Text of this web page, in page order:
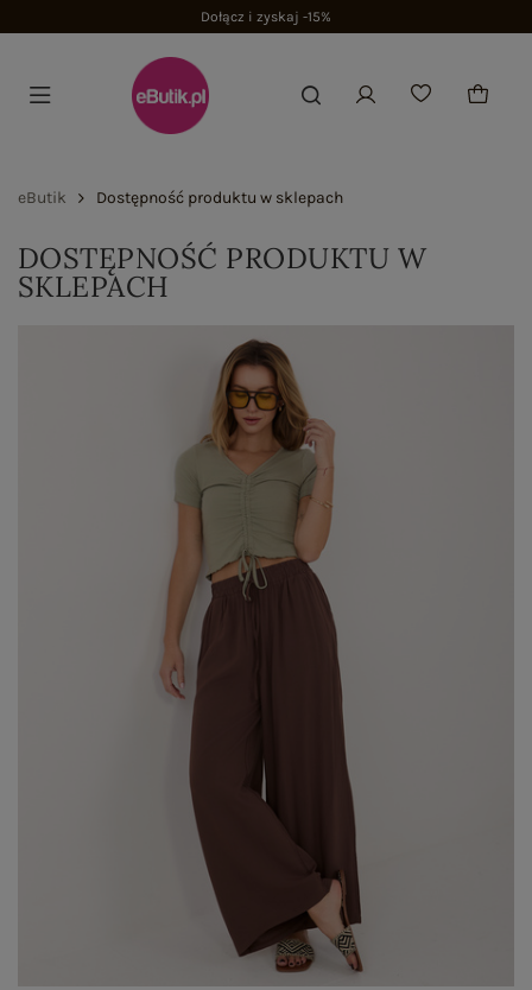
Dołącz i zyskaj -15%
eButik Dostępność produktu w sklepach
DOSTĘPNOŚĆ PRODUKTU W
SKLEPACH